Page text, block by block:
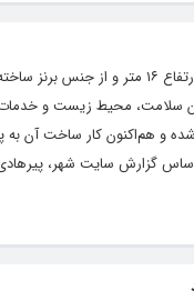
سلامت، محیط زیست و خدمات
و هم‌اکنون کار ساخت آن
گزارش سایت شهر،